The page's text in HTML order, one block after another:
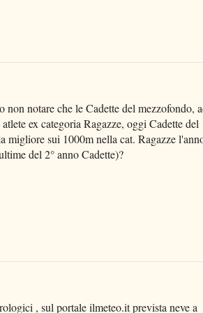
notare che le Cadette del mezzofondo,
ex categoria Ragazze, oggi Cadette del
migliore sui 1000m nella cat. Ragazze
del 2° anno Cadette)?
, sul portale ilmeteo.it prevista neve a